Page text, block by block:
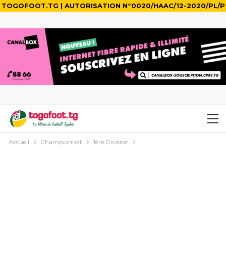
TOGOFOOT.TG | AUTORISATION N°0020/HAAC/12-2020/PL/P
Accueil Championnat 1ère Division